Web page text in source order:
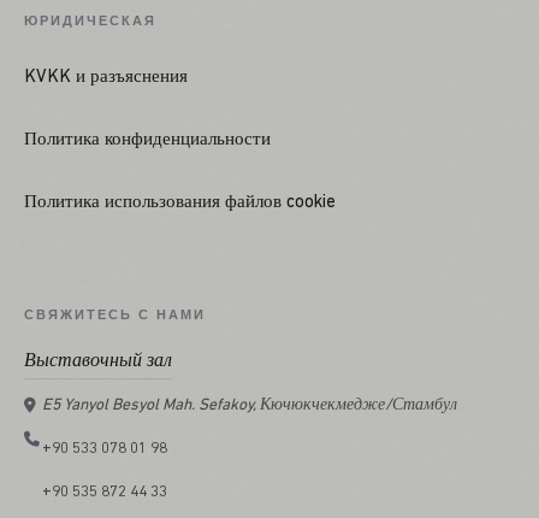
ЮРИДИЧЕСКАЯ
KVKK и разъяснения
Политика конфиденциальности
Политика использования файлов cookie
СВЯЖИТЕСЬ С НАМИ
Выставочный зал
E5 Yanyol Besyol Mah. Sefakoy, Кючюкчекмедже/Стамбул
+90 533 078 01 98
+90 535 872 44 33